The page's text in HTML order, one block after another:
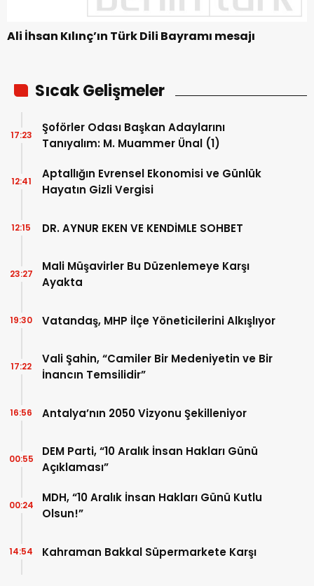
Ali İhsan Kılınç’ın Türk Dili Bayramı mesajı
Sıcak Gelişmeler
Şoförler Odası Başkan Adaylarını
Tanıyalım: M. Muammer Ünal (1)
17:23
Aptallığın Evrensel Ekonomisi ve Günlük
Hayatın Gizli Vergisi
12:41
DR. AYNUR EKEN VE KENDİMLE SOHBET
12:15
Mali Müşavirler Bu Düzenlemeye Karşı
Ayakta
23:27
Vatandaş, MHP İlçe Yöneticilerini Alkışlıyor
19:30
Vali Şahin, “Camiler Bir Medeniyetin ve Bir
İnancın Temsilidir”
17:22
Antalya’nın 2050 Vizyonu Şekilleniyor
16:56
DEM Parti, “10 Aralık İnsan Hakları Günü
Açıklaması”
00:55
MDH, “10 Aralık İnsan Hakları Günü Kutlu
Olsun!”
00:24
Kahraman Bakkal Süpermarkete Karşı
14:54